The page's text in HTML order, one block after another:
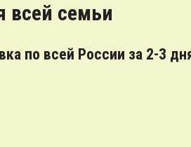
семьи
по всей России за 2-3